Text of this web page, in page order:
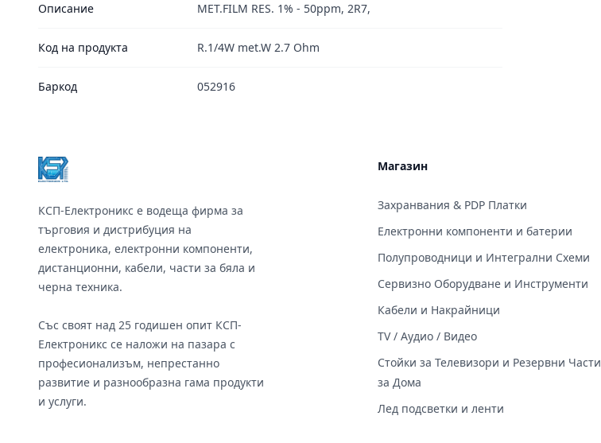
Описание MET.FILM RES. 1% - 50ppm, 2R7,
Код на продукта R.1/4W met.W 2.7 Ohm
Баркод 052916
КСП-Електроникс е водеща фирма за
търговия и дистрибуция на
електроника, електронни компоненти,
дистанционни, кабели, части за бяла и
черна техника.
Със своят над 25 годишен опит КСП-
Електроникс се наложи на пазара с
професионализъм, непрестанно
развитие и разнообразна гама продукти
и услуги.
Магазин
Захранвания & PDP Платки
Електронни компоненти и батерии
Полупроводници и Интегрални Схеми
Сервизно Оборудване и Инструменти
Кабели и Накрайници
TV / Аудио / Видео
Стойки за Телевизори и Резервни Части
за Дома
Лед подсветки и ленти